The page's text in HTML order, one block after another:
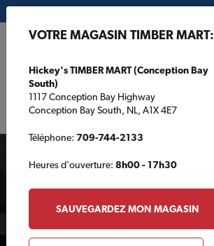
ARRIÈRE-COUR
VOTRE MAGASIN TIMBER MART:
Hickey's TIMBER MART (Conception Bay
South)
1117 Conception Bay Highway
Conception Bay South, NL, A1X 4E7
Téléphone: 709-744-2133
Heures d'ouverture: 8h00 - 17h30
SAUVEGARDEZ MON MAGASIN